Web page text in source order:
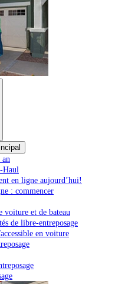
Haul
en ligne aujourd’hui!
: commencer
voiture et de bateau
de libre-entreposage
en voiture